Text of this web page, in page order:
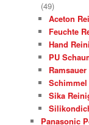
(49)
Aceton
Feuchte
Hand
PU
Schimmel
Sika
Panasonic